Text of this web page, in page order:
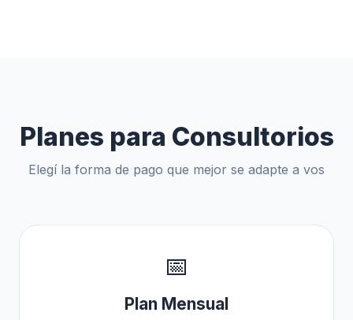
Planes para Consultorios
Elegí la forma de pago que mejor se adapte a vos
📅
Plan Mensual